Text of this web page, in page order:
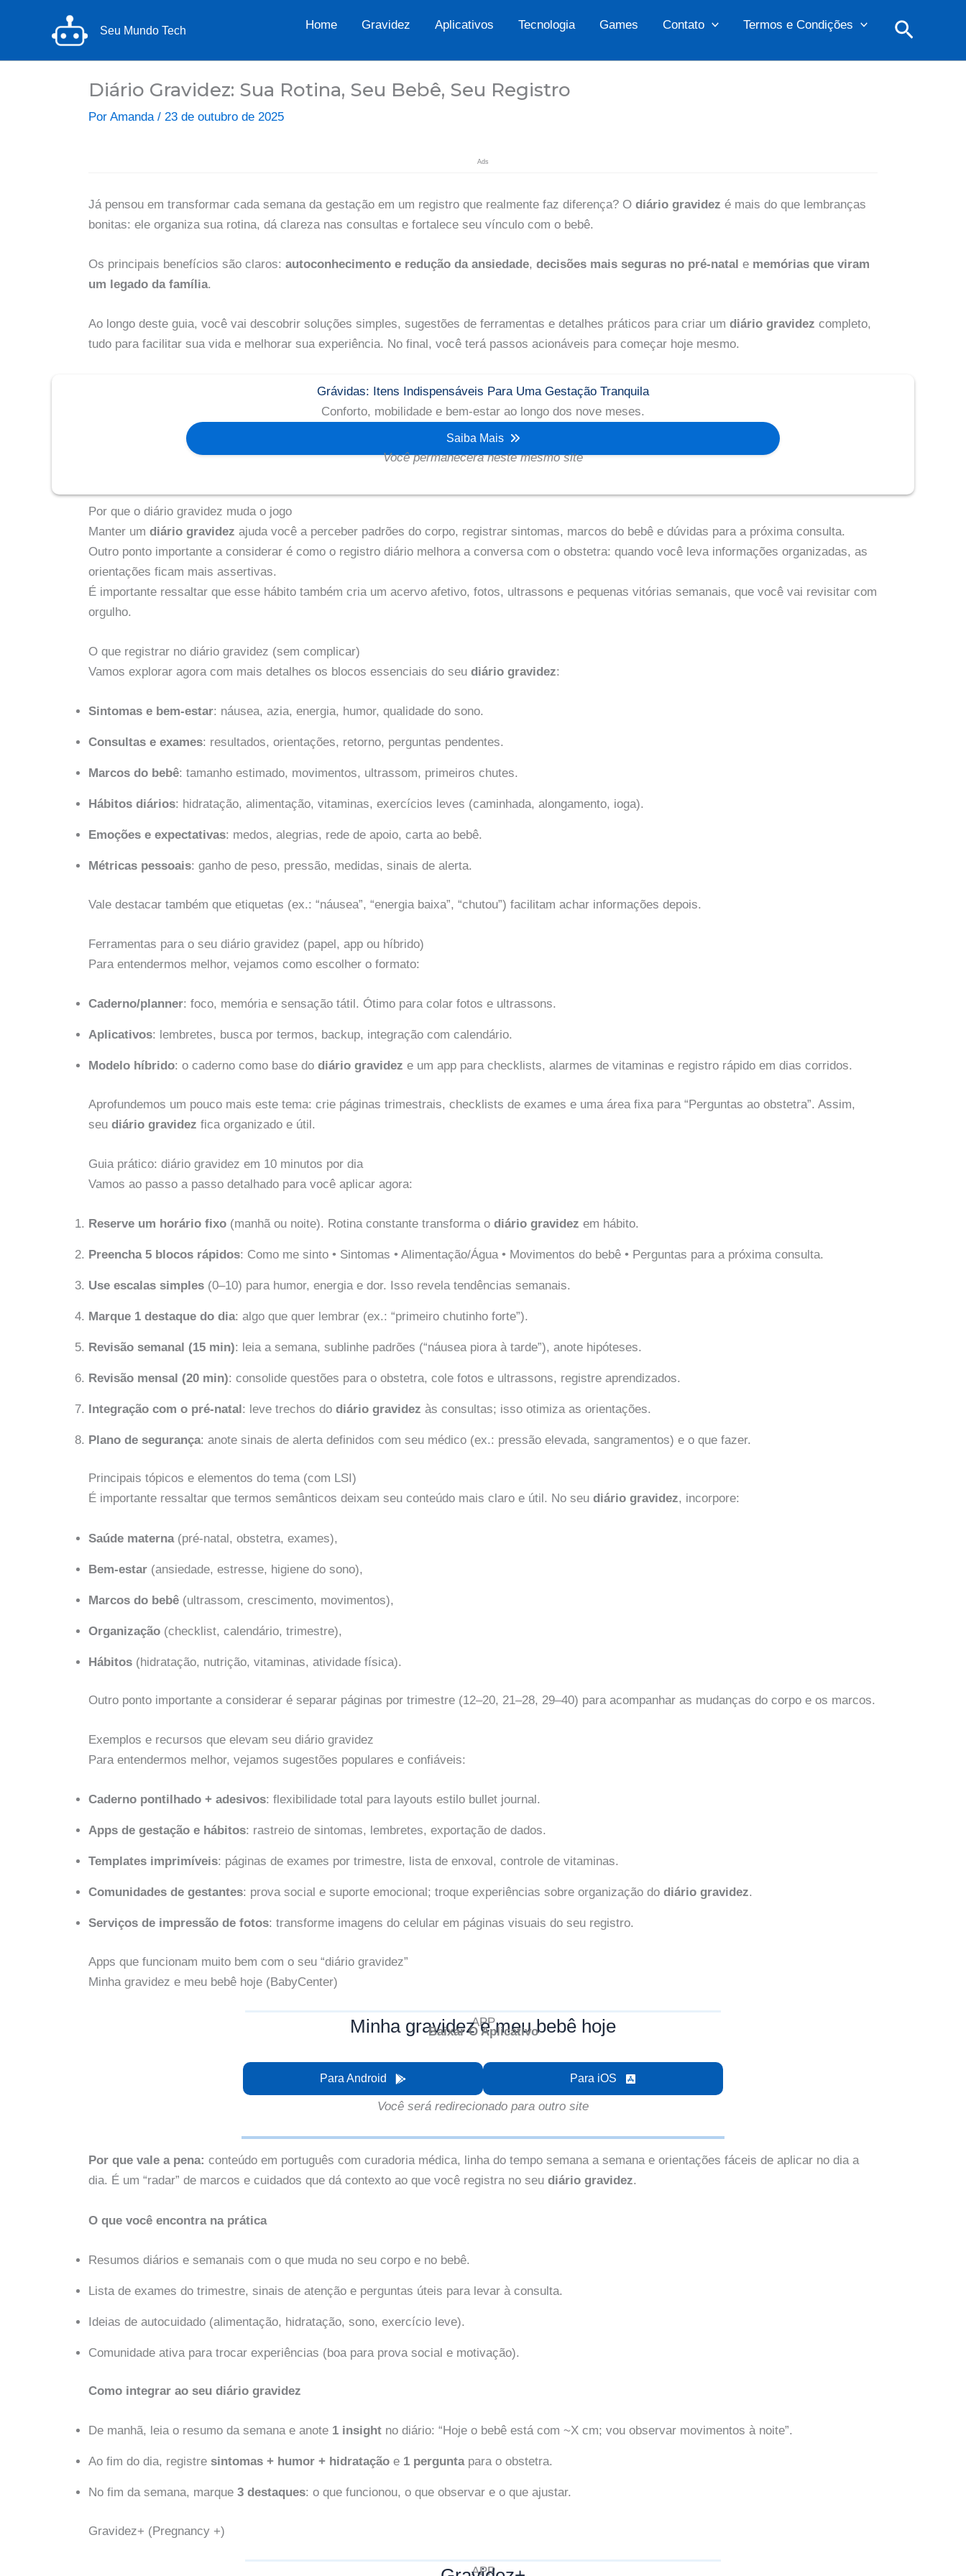
Seu Mundo Tech Home Gravidez Aplicativos Tecnologia Games Contato Termos e Condições
Diário Gravidez: Sua Rotina, Seu Bebê, Seu Registro
Por Amanda / 23 de outubro de 2025
Ads
Já pensou em transformar cada semana da gestação em um registro que realmente faz diferença? O diário gravidez é mais do que lembranças
bonitas: ele organiza sua rotina, dá clareza nas consultas e fortalece seu vínculo com o bebê.
Os principais benefícios são claros: autoconhecimento e redução da ansiedade, decisões mais seguras no pré-natal e memórias que viram
um legado da família.
Ao longo deste guia, você vai descobrir soluções simples, sugestões de ferramentas e detalhes práticos para criar um diário gravidez completo,
tudo para facilitar sua vida e melhorar sua experiência. No final, você terá passos acionáveis para começar hoje mesmo.
Grávidas: Itens Indispensáveis Para Uma Gestação Tranquila
Conforto, mobilidade e bem-estar ao longo dos nove meses.
Saiba Mais
Você permanecera neste mesmo site
Por que o diário gravidez muda o jogo
Manter um diário gravidez ajuda você a perceber padrões do corpo, registrar sintomas, marcos do bebê e dúvidas para a próxima consulta.
Outro ponto importante a considerar é como o registro diário melhora a conversa com o obstetra: quando você leva informações organizadas, as
orientações ficam mais assertivas.
É importante ressaltar que esse hábito também cria um acervo afetivo, fotos, ultrassons e pequenas vitórias semanais, que você vai revisitar com
orgulho.
O que registrar no diário gravidez (sem complicar)
Vamos explorar agora com mais detalhes os blocos essenciais do seu diário gravidez:
Sintomas e bem-estar: náusea, azia, energia, humor, qualidade do sono.
Consultas e exames: resultados, orientações, retorno, perguntas pendentes.
Marcos do bebê: tamanho estimado, movimentos, ultrassom, primeiros chutes.
Hábitos diários: hidratação, alimentação, vitaminas, exercícios leves (caminhada, alongamento, ioga).
Emoções e expectativas: medos, alegrias, rede de apoio, carta ao bebê.
Métricas pessoais: ganho de peso, pressão, medidas, sinais de alerta.
Vale destacar também que etiquetas (ex.: “náusea”, “energia baixa”, “chutou”) facilitam achar informações depois.
Ferramentas para o seu diário gravidez (papel, app ou híbrido)
Para entendermos melhor, vejamos como escolher o formato:
Caderno/planner: foco, memória e sensação tátil. Ótimo para colar fotos e ultrassons.
Aplicativos: lembretes, busca por termos, backup, integração com calendário.
Modelo híbrido: o caderno como base do diário gravidez e um app para checklists, alarmes de vitaminas e registro rápido em dias corridos.
Aprofundemos um pouco mais este tema: crie páginas trimestrais, checklists de exames e uma área fixa para “Perguntas ao obstetra”. Assim,
seu diário gravidez fica organizado e útil.
Guia prático: diário gravidez em 10 minutos por dia
Vamos ao passo a passo detalhado para você aplicar agora:
Reserve um horário fixo (manhã ou noite). Rotina constante transforma o diário gravidez em hábito.
Preencha 5 blocos rápidos: Como me sinto • Sintomas • Alimentação/Água • Movimentos do bebê • Perguntas para a próxima consulta.
Use escalas simples (0–10) para humor, energia e dor. Isso revela tendências semanais.
Marque 1 destaque do dia: algo que quer lembrar (ex.: “primeiro chutinho forte”).
Revisão semanal (15 min): leia a semana, sublinhe padrões (“náusea piora à tarde”), anote hipóteses.
Revisão mensal (20 min): consolide questões para o obstetra, cole fotos e ultrassons, registre aprendizados.
Integração com o pré-natal: leve trechos do diário gravidez às consultas; isso otimiza as orientações.
Plano de segurança: anote sinais de alerta definidos com seu médico (ex.: pressão elevada, sangramentos) e o que fazer.
Principais tópicos e elementos do tema (com LSI)
É importante ressaltar que termos semânticos deixam seu conteúdo mais claro e útil. No seu diário gravidez, incorpore:
Saúde materna(pré-natal, obstetra, exames),
Bem-estar (ansiedade, estresse, higiene do sono),
Marcos do bebê (ultrassom, crescimento, movimentos),
Organização (checklist, calendário, trimestre),
Hábitos (hidratação, nutrição, vitaminas, atividade física).
Outro ponto importante a considerar é separar páginas por trimestre (12–20, 21–28, 29–40) para acompanhar as mudanças do corpo e os marcos.
Exemplos e recursos que elevam seu diário gravidez
Para entendermos melhor, vejamos sugestões populares e confiáveis:
Caderno pontilhado + adesivos: flexibilidade total para layouts estilo bullet journal.
Apps de gestação e hábitos: rastreio de sintomas, lembretes, exportação de dados.
Templates imprimíveis: páginas de exames por trimestre, lista de enxoval, controle de vitaminas.
Comunidades de gestantes: prova social e suporte emocional; troque experiências sobre organização do diário gravidez.
Serviços de impressão de fotos: transforme imagens do celular em páginas visuais do seu registro.
Apps que funcionam muito bem com o seu “diário gravidez”
Minha gravidez e meu bebê hoje (BabyCenter)
APP
Minha gravidez e meu bebê hoje
Baixar O Aplicativo
Para Android Para iOS
Você será redirecionado para outro site
Por que vale a pena: conteúdo em português com curadoria médica, linha do tempo semana a semana e orientações fáceis de aplicar no dia a
dia. É um “radar” de marcos e cuidados que dá contexto ao que você registra no seu diário gravidez.
O que você encontra na prática
Resumos diários e semanais com o que muda no seu corpo e no bebê.
Lista de exames do trimestre, sinais de atenção e perguntas úteis para levar à consulta.
Ideias de autocuidado (alimentação, hidratação, sono, exercício leve).
Comunidade ativa para trocar experiências (boa para prova social e motivação).
Como integrar ao seu diário gravidez
De manhã, leia o resumo da semana e anote 1 insight no diário: “Hoje o bebê está com ~X cm; vou observar movimentos à noite”.
Ao fim do dia, registre sintomas + humor + hidratação e 1 perguntapara o obstetra.
No fim da semana, marque 3 destaques: o que funcionou, o que observar e o que ajustar.
Gravidez+ (Pregnancy +)
APP